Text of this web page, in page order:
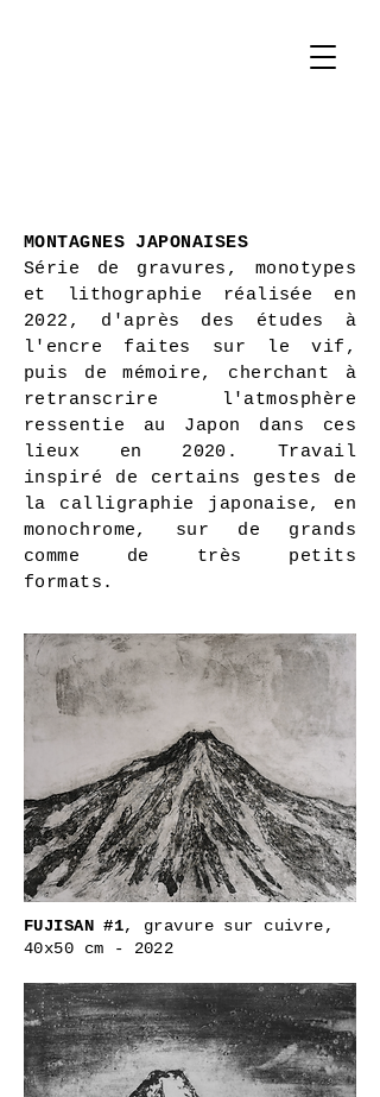
MONTAGNES JAPONAISES
Série de gravures, monotypes
et lithographie réalisée en
2022, d'après des études à
l'encre faites sur le vif,
puis de mémoire, cherchant à
retranscrire l'atmosphère
ressentie au Japon dans ces
lieux en 2020. Travail
inspiré de certains gestes de
la calligraphie japonaise, en
monochrome, sur de grands
comme de très petits
formats.
FUJISAN #1, gravure sur cuivre,
40x50 cm - 2022